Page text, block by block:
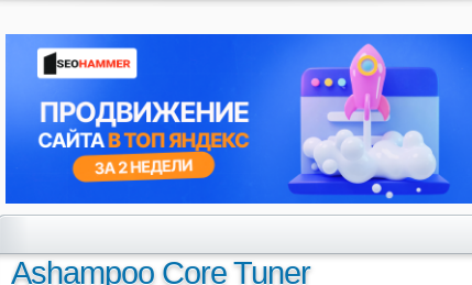
Ashampoo Core Tuner